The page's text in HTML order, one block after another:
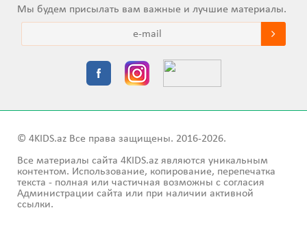
Мы будем присылать вам важные и лучшие материалы.
© 4KIDS.az Все права защищены. 2016-2026.
Все материалы сайта 4KIDS.az являются уникальным
контентом. Использование, копирование, перепечатка
текста - полная или частичная возможны с согласия
Администрации сайта или при наличии активной
ссылки.